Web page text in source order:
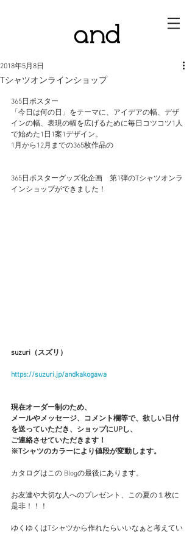
Tシャツオンラインショップ
2018年5月8日
365日ポスター
「今日は何の日」をテーマに、アイデアの幅、デザ
インの幅、表現の幅を広げるために毎日コツコツ1人
で始めた1日1案1デザイン。
1月から12月までの365枚作品の
365日ポスターグッズ化企画　第1弾のTシャツオンラ
インショップができました！
suzuri（スズリ）
https://suzuri.jp/andkakogawa
現在オーダー制のため、
メールやメッセージ、コメント欄等で、欲しい日付
を送っていただき、ショップにUPし、
ご連絡させていただきます！
※Tシャツのカラーにより値段が変動します。
カタログはこの Blogの最後にあります。
お友達や大切な人へのプレゼント、この夏の１枚に
是非！！！
ゆくゆくはTシャツから作れたらいいなぁと考えてい